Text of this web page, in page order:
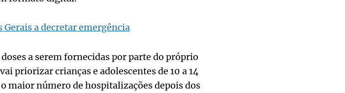
a decretar emergência
a serem fornecidas por parte do próprio
priorizar crianças e adolescentes de 10 a 14
maior número de hospitalizações depois dos